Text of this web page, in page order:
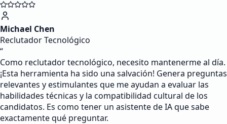
Michael Chen
Reclutador Tecnológico
“
Como reclutador tecnológico, necesito mantenerme al día.
¡Esta herramienta ha sido una salvación! Genera preguntas
relevantes y estimulantes que me ayudan a evaluar las
habilidades técnicas y la compatibilidad cultural de los
candidatos. Es como tener un asistente de IA que sabe
exactamente qué preguntar.